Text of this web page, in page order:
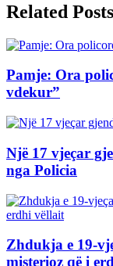
Related Posts
Pamje: Ora
vdekur”
Një 17 vjeçar
nga Policia
Zhdukja e 19-
misterioz që i